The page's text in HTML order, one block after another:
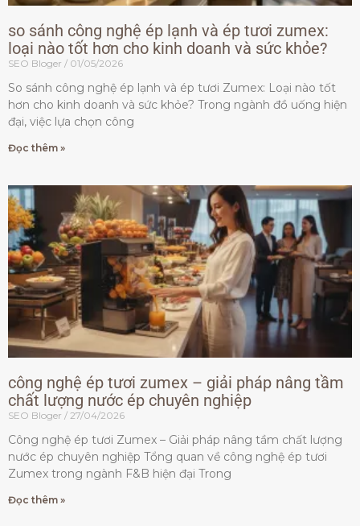
so sánh công nghệ ép lạnh và ép tươi zumex:
loại nào tốt hơn cho kinh doanh và sức khỏe?
SEO Bloger 01/05/2026
So sánh công nghệ ép lạnh và ép tươi Zumex: Loại nào tốt
hơn cho kinh doanh và sức khỏe? Trong ngành đồ uống hiện
đại, việc lựa chọn công
Đọc thêm »
công nghệ ép tươi zumex – giải pháp nâng tầm
chất lượng nước ép chuyên nghiệp
SEO Bloger 27/04/2026
Công nghệ ép tươi Zumex – Giải pháp nâng tầm chất lượng
nước ép chuyên nghiệp Tổng quan về công nghệ ép tươi
Zumex trong ngành F&B hiện đại Trong
Đọc thêm »